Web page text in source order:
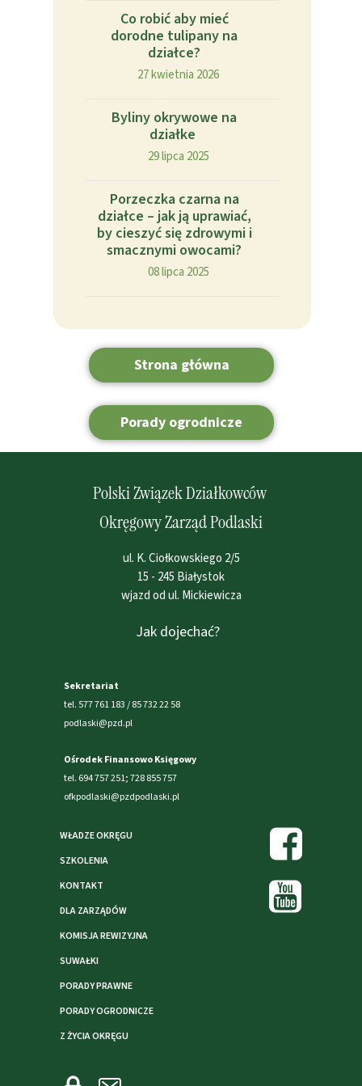
Porady ogrodnicze
Co robić aby mieć
dorodne tulipany na
działce?
27 kwietnia 2026
Byliny okrywowe na
działke
29 lipca 2025
Porzeczka czarna na
działce – jak ją uprawiać,
by cieszyć się zdrowymi i
smacznymi owocami?
08 lipca 2025
Strona główna
Jak dojechać?
Polski Związek Działkowców
Okręgowy Zarząd Podlaski
ul. K. Ciołkowskiego 2/5
15 - 245 Białystok
wjazd od ul. Mickiewicza
Sekretariat
tel. 577 761 183 / 85 732 22 58
podlaski@pzd.pl
Ośrodek Finansowo Księgowy
tel. 694 757 251; 728 855 757
ofkpodlaski@pzdpodlaski.pl
WŁADZE OKRĘGU
SZKOLENIA
KONTAKT
DLA ZARZĄDÓW
KOMISJA REWIZYJNA
SUWAŁKI
PORADY PRAWNE
PORADY OGRODNICZE
Z ŻYCIA OKRĘGU